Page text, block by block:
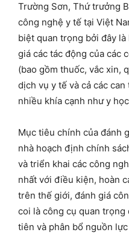
Trường Sơn, Thứ trưởng
công nghệ y tế tại Việt
biệt quan trọng bởi đây
giá các tác động của các
(bao gồm thuốc, vắc xin,
dịch vụ y tế và cả các
nhiều khía cạnh như y
Mục tiêu chính của đánh
nhà hoạch định chính
và triển khai các công
nhất với điều kiện, hoàn
trên thế giới, đánh giá
coi là công cụ quan
tiên và phân bổ nguồn